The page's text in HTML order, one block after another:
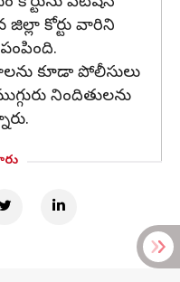
కోర్టు వారిని
కూడా పోలీసులు
నిందితులను